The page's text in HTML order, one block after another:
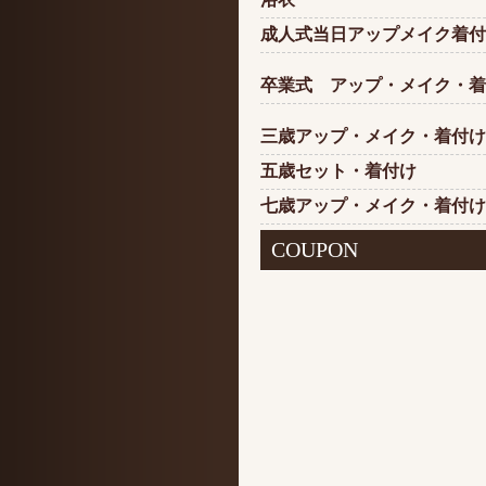
成人式当日アップメイク着
卒業式 アップ・メイク・
三歳アップ・メイク・着付け
五歳セット・着付け
七歳アップ・メイク・着付け
COUPON